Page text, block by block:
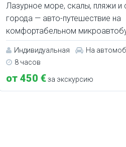
Лазурное море, скалы, пляжи и
города — авто-путешествие на
комфортабельном
Индивидуальная
На
8 часов
от 450 €за экскурсию